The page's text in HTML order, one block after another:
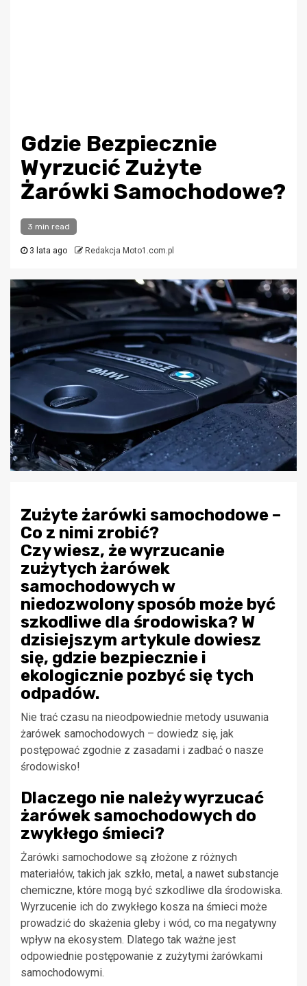
Gdzie Bezpiecznie
Wyrzucić Zużyte
Żarówki Samochodowe?
3 min read
3 lata ago Redakcja Moto1.com.pl
Zużyte żarówki samochodowe –
Co z nimi zrobić?
Czy wiesz, że wyrzucanie
zużytych żarówek
samochodowych w
niedozwolony sposób może być
szkodliwe dla środowiska? W
dzisiejszym artykule dowiesz
się, gdzie bezpiecznie i
ekologicznie pozbyć się tych
odpadów.
Nie trać czasu na nieodpowiednie metody usuwania
żarówek samochodowych – dowiedz się, jak
postępować zgodnie z zasadami i zadbać o nasze
środowisko!
Dlaczego nie należy wyrzucać
żarówek samochodowych do
zwykłego śmieci?
Żarówki samochodowe są złożone z różnych
materiałów, takich jak szkło, metal, a nawet substancje
chemiczne, które mogą być szkodliwe dla środowiska.
Wyrzucenie ich do zwykłego kosza na śmieci może
prowadzić do skażenia gleby i wód, co ma negatywny
wpływ na ekosystem. Dlatego tak ważne jest
odpowiednie postępowanie z zużytymi żarówkami
samochodowymi.